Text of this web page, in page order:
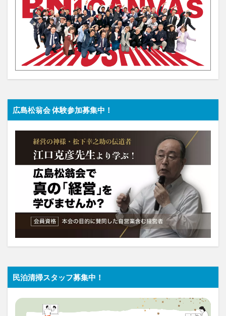
広島松翁会 体験参加募集中！
民泊清掃スタッフ募集中！